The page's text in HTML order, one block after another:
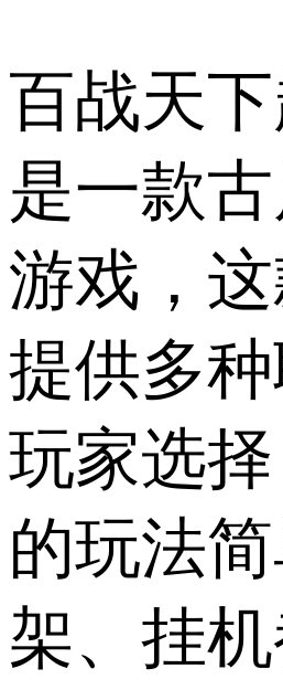
百战天
是一款
游戏，
提供多
玩家选
的玩法
架、挂